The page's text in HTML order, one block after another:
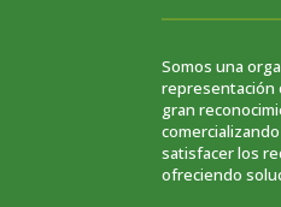
Somos una
representación
gran
satisfacer los
ofreciendo